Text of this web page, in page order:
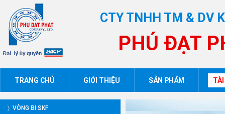
CTY TNHH TM & DV
PHÚ ĐẠT
TRANG CHỦ GIỚI THIỆU SẢN PHẨM
〉 VÒNG BI SKF